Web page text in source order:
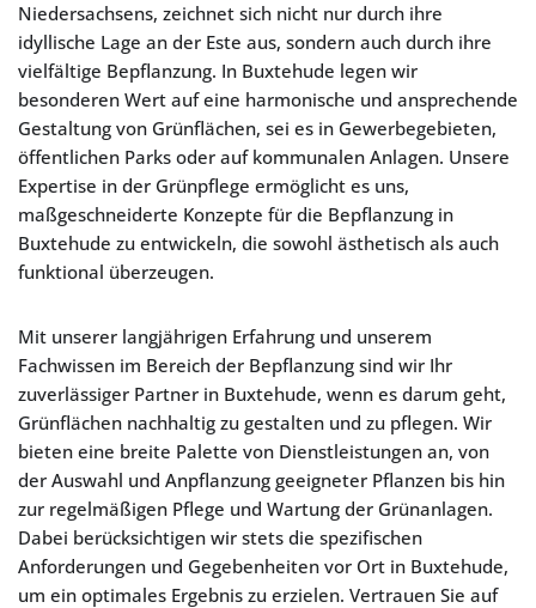
Niedersachsens, zeichnet sich nicht nur durch ihre
idyllische Lage an der Este aus, sondern auch durch ihre
vielfältige Bepflanzung. In Buxtehude legen wir
besonderen Wert auf eine harmonische und ansprechende
Gestaltung von Grünflächen, sei es in Gewerbegebieten,
öffentlichen Parks oder auf kommunalen Anlagen. Unsere
Expertise in der Grünpflege ermöglicht es uns,
maßgeschneiderte Konzepte für die Bepflanzung in
Buxtehude zu entwickeln, die sowohl ästhetisch als auch
funktional überzeugen.
Mit unserer langjährigen Erfahrung und unserem
Fachwissen im Bereich der Bepflanzung sind wir Ihr
zuverlässiger Partner in Buxtehude, wenn es darum geht,
Grünflächen nachhaltig zu gestalten und zu pflegen. Wir
bieten eine breite Palette von Dienstleistungen an, von
der Auswahl und Anpflanzung geeigneter Pflanzen bis hin
zur regelmäßigen Pflege und Wartung der Grünanlagen.
Dabei berücksichtigen wir stets die spezifischen
Anforderungen und Gegebenheiten vor Ort in Buxtehude,
um ein optimales Ergebnis zu erzielen. Vertrauen Sie auf